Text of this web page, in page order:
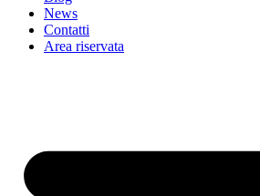
News
Contatti
Area riservata